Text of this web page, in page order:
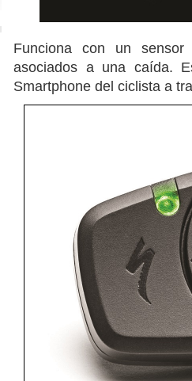
Funciona con un
asociados a una caída.
Smartphone del ciclista a